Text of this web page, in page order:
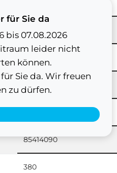
für Sie da
bis 07.08.2026
leider nicht
können.
Sie da. Wir freuen
zu dürfen.
Trina Solar
China
31 Stück
85414090
380